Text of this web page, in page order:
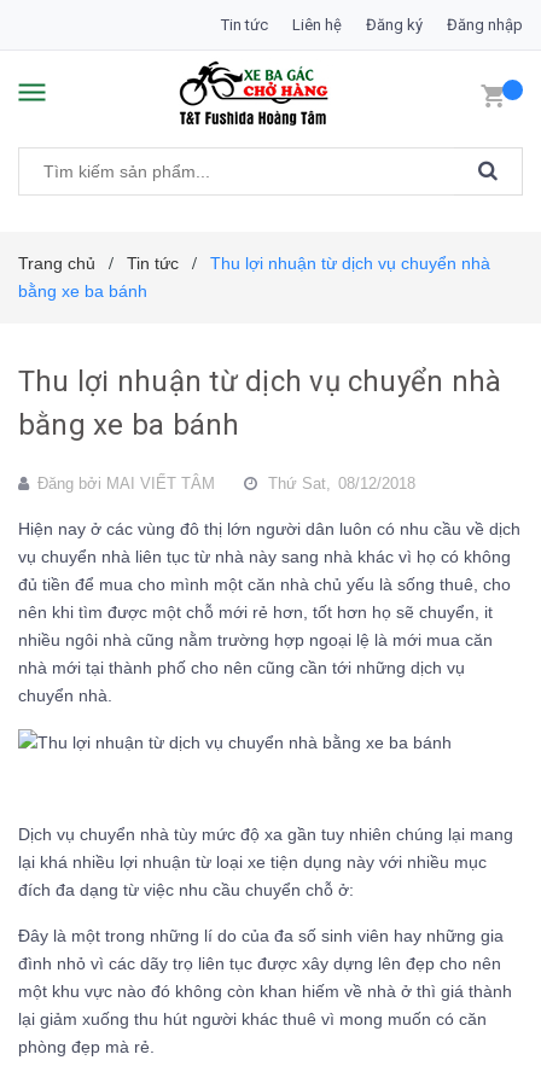
Tin tức Liên hệ Đăng ký Đăng nhập
Trang chủ / Tin tức /
Thu lợi nhuận từ dịch vụ chuyển nhà
bằng xe ba bánh
Thu lợi nhuận từ dịch vụ chuyển nhà
bằng xe ba bánh
Đăng bởi MAI VIẾT TÂM Thứ Sat, 08/12/2018
Hiện nay ở các vùng đô thị lớn người dân luôn có nhu cầu về dịch
vụ chuyển nhà liên tục từ nhà này sang nhà khác vì họ có không
đủ tiền để mua cho mình một căn nhà chủ yếu là sống thuê, cho
nên khi tìm được một chỗ mới rẻ hơn, tốt hơn họ sẽ chuyển, it
nhiều ngôi nhà cũng nằm trường hợp ngoại lệ là mới mua căn
nhà mới tại thành phố cho nên cũng cần tới những dịch vụ
chuyển nhà.
Dịch vụ chuyển nhà tùy mức độ xa gần tuy nhiên chúng lại mang
lại khá nhiều lợi nhuận từ loại xe tiện dụng này với nhiều mục
đích đa dạng từ việc nhu cầu chuyển chỗ ở:
Đây là một trong những lí do của đa số sinh viên hay những gia
đình nhỏ vì các dãy trọ liên tục được xây dựng lên đẹp cho nên
một khu vực nào đó không còn khan hiếm về nhà ở thì giá thành
lại giảm xuống thu hút người khác thuê vì mong muốn có căn
phòng đẹp mà rẻ.